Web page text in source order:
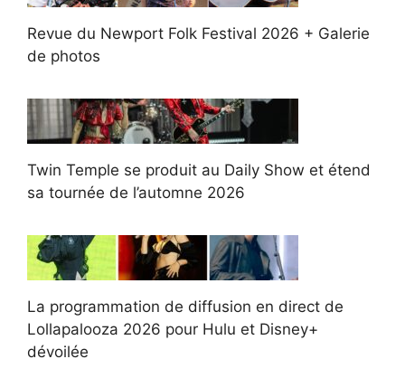
Revue du Newport Folk Festival 2026 + Galerie
de photos
Twin Temple se produit au Daily Show et étend
sa tournée de l’automne 2026
La programmation de diffusion en direct de
Lollapalooza 2026 pour Hulu et Disney+
dévoilée